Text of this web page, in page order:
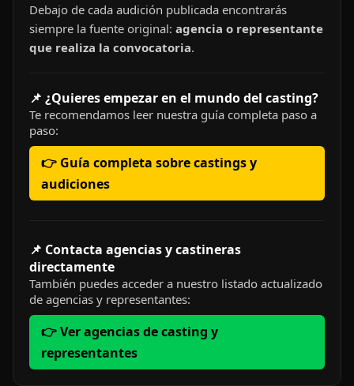
Debajo de cada audición publicada encontrarás
siempre la fuente original: agencia o representante
que realiza la convocatoria.
📌 ¿Quieres empezar en el mundo del casting?
Te recomendamos leer nuestra guía completa paso a
paso:
👉 Guía completa sobre castings y
audiciones
📌 Contacta agencias y castineras
directamente
También puedes acceder a nuestro listado actualizado
de agencias y representantes:
👉 Ver agencias de casting y
representantes